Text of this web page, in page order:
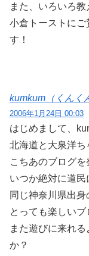
また、いろいろ教
小倉トーストにご
す！
kumkum（くんく
2006年1月24日 00:03
はじめまして、
北海道と大泉洋ち
こちあのブログを
いつか絶対に道
同じ神奈川県出身
とっても楽しいブ
また遊びに来れ
か？